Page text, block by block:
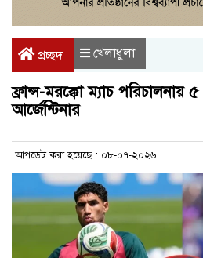
প্রচ্ছদ খেলাধুলা
ফ্রান্স-মরক্কো ম্যাচ পরিচালনায়
আর্জেন্টিনার
আপডেট করা হয়েছে : ০৮-০৭-২০২৬